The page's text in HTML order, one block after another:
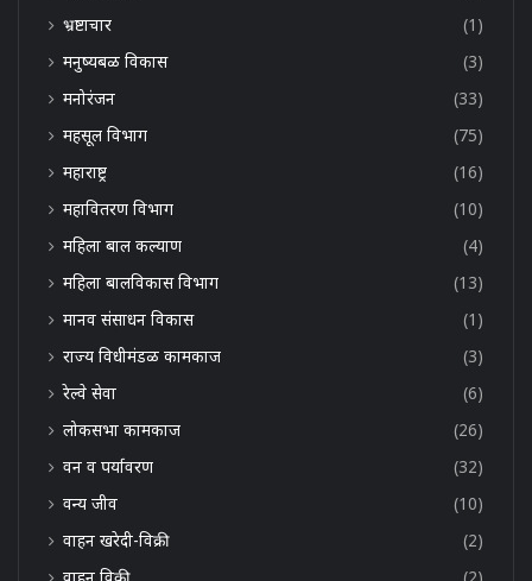
भ्रष्टाचार
(1)
मनुष्यबळ विकास
(3)
मनोरंजन
(33)
महसूल विभाग
(75)
महाराष्ट्र
(16)
महावितरण विभाग
(10)
महिला बाल कल्याण
(4)
महिला बालविकास विभाग
(13)
मानव संसाधन विकास
(1)
राज्य विधीमंडळ कामकाज
(3)
रेल्वे सेवा
(6)
लोकसभा कामकाज
(26)
वन व पर्यावरण
(32)
वन्य जीव
(10)
वाहन खरेदी-विक्री
(2)